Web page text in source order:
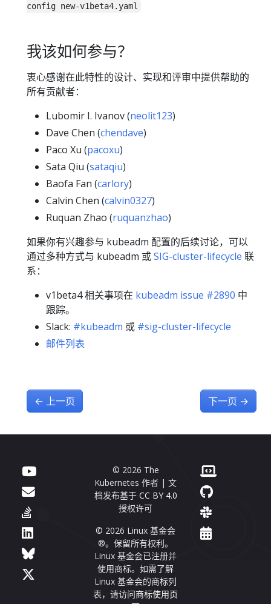
config new-v1beta4.yaml
我该如何参与？
衷心感谢在此特性的设计、实现和评审中提供帮助的
所有贡献者：
Lubomir I. Ivanov (neolit123)
Dave Chen (chendave)
Paco Xu (pacoxu)
Sata Qiu (sataqiu)
Baofa Fan (carlory)
Calvin Chen (calvin0327)
Ruquan Zhao (ruquanzhao)
如果你有兴趣参与 kubeadm 配置的后续讨论，可以
通过多种方式与 kubeadm 或SIG-cluster-lifecycle 联
系：
v1beta4 相关事项在 kubeadm issue #2890 中
跟踪。
Slack: #kubeadm 或 #sig-cluster-lifecycle
邮件列表
← 上一页 下一页 →
© 2026 The
Kubernetes 作者 | 文
档发布基于 CC BY 4.0
授权许可
© 2026 Linux 基金会
®。保留所有权利。
Linux 基金会已注册并
使用商标。如需了解
Linux 基金会的商标列
表，请访问商标使用页